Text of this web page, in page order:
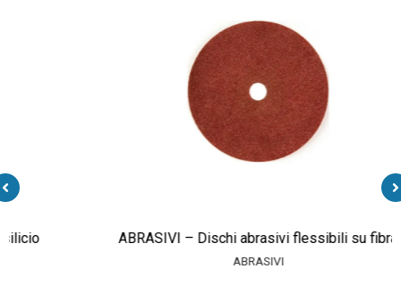
ABRASIVI – Dischi abrasivi flessibili su fibra
ABRASIVI